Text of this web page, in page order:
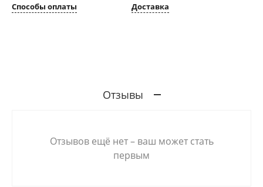
Способы оплаты Доставка
Отзывы
Отзывов ещё нет – ваш может стать
первым